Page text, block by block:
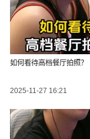
如何看待高档餐厅拍照？
2025-11-27 16:21